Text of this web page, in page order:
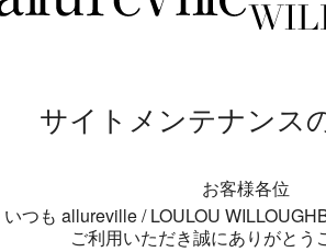
サイトメンテナンス
お客様各位
いつも allureville / LOULOU
ご利用いただき誠にありがとう